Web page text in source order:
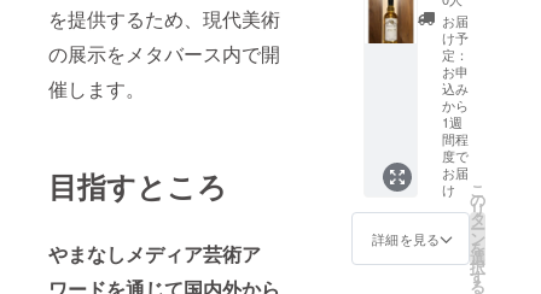
を提供するため、現代美術
の展示をメタバース内で開
催します。
目指すところ
やまなしメディア芸術ア
ワードを通じて国内外から
梨県 ■
原材
料・成
分・提
供サー
ビス詳
細 山梨
県産ぶ
どうマ
スカッ
トベ
リーA
種、ブ
ラッ
外不使
用の特
別飼育
鶏で
す。 国
内で流
通して
いる鶏
肉は、
大きく
分ける
と「地
鶏」
育った
放牧
卵」の
生産に
あたっ
ては、
地元の
山梨大
学や畜
産酪農
技術セ
ンター
との産
官学が
につい
て ・富
士ミネ
ラル
ウォー
ター[2L
ペット
ボトル
×12本]
原
士吉田
市/製造
料・成
分・提
供サー
ビス詳
細 山梨
県産米
■内容量
笹一酒
造 王
道の酒
造り
笹一
180ml ■
2020年
ファー
ストリ
リース
の国産
ウイス
キーで
す。 ■
お礼品
の内容
につい
樹海
[700ml]
お届
け予
定：
お申
込み
から
1週
間程
度で
お届
け
詳細を見る
こ
の
リ
タ
ー
ン
を
選
択
す
る